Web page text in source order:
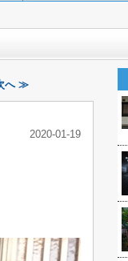
へ ≫
2020-01-19